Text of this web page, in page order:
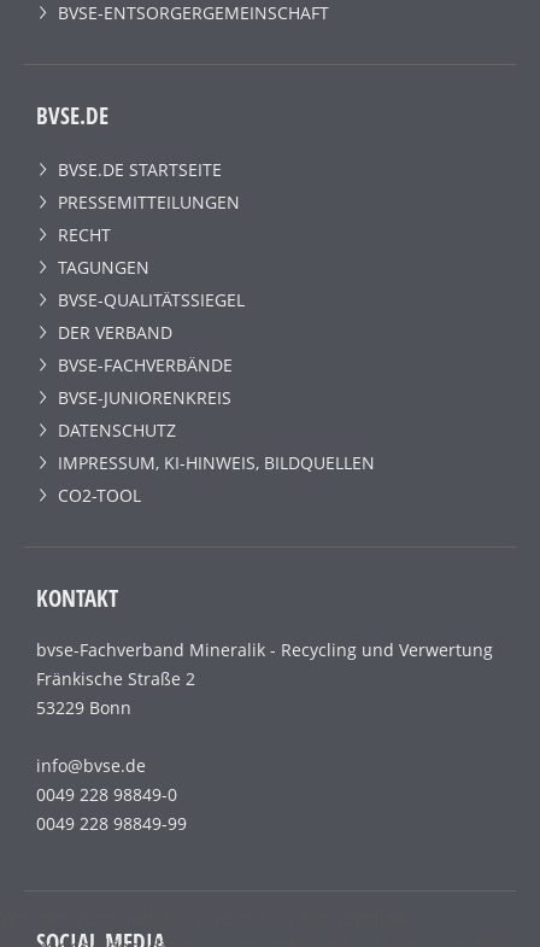
BVSE-ENTSORGERGEMEINSCHAFT
BVSE.DE
BVSE.DE STARTSEITE
PRESSEMITTEILUNGEN
RECHT
TAGUNGEN
BVSE-QUALITÄTSSIEGEL
DER VERBAND
BVSE-FACHVERBÄNDE
BVSE-JUNIORENKREIS
DATENSCHUTZ
IMPRESSUM, KI-HINWEIS, BILDQUELLEN
CO2-TOOL
KONTAKT
bvse-Fachverband Mineralik - Recycling und Verwertung
Fränkische Straße 2
53229 Bonn
info@bvse.de
0049 228 98849-0
0049 228 98849-99